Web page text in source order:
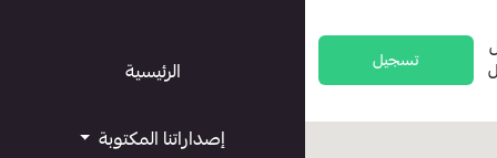
تسجيل الرئيسية
إصداراتنا المكتوبة